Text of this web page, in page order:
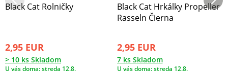
Black Cat Rolničky
2,95 EUR
> 10 ks Skladom
U vás doma: streda 12.8.
Black Cat Hrkálky Propeller
Rasseln Čierna
2,95 EUR
7 ks Skladom
U vás doma: streda 12.8.